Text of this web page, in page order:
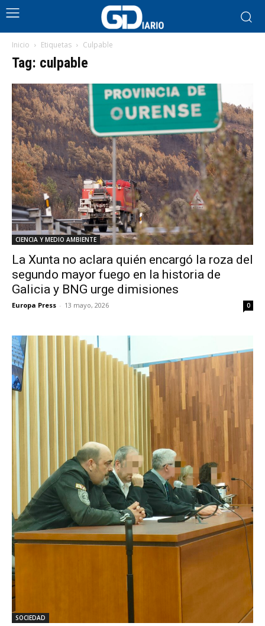
Inicio Etiquetas Culpable
Tag: culpable
CIENCIA Y MEDIO AMBIENTE
La Xunta no aclara quién encargó la roza del
segundo mayor fuego en la historia de
Galicia y BNG urge dimisiones
Europa Press - 13 mayo, 2026 0
SOCIEDAD